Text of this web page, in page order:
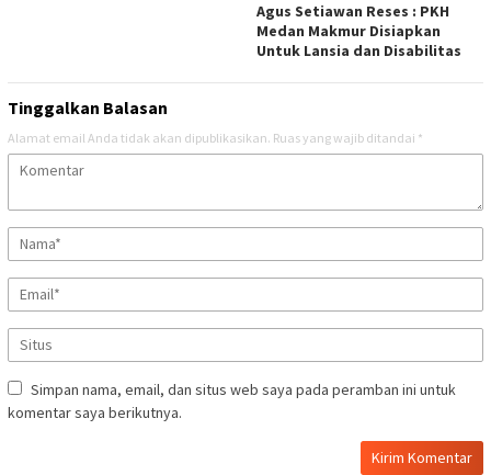
Agus Setiawan Reses : PKH
Medan Makmur Disiapkan
Untuk Lansia dan Disabilitas
Tinggalkan Balasan
Alamat email Anda tidak akan dipublikasikan. Ruas yang wajib ditandai *
Simpan nama, email, dan situs web saya pada peramban ini untuk
komentar saya berikutnya.